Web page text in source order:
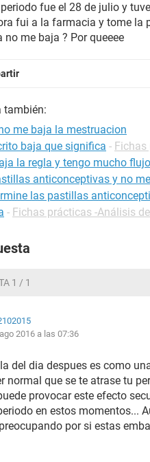
fue el 28 de julio y
fui a la farmacia y tome la
no me baja ? Por queeee
también:
me baja la mestruacion
baja que significa - Fichas
la regla y tengo mucho
anticonceptivas y no
las pastillas
- Fichas prácticas -Análisis
1 / 1
2016 a las 07:36
del dia despues es como
normal que se te atrase tu
provocar este efecto
en estos momentos...
por si estas